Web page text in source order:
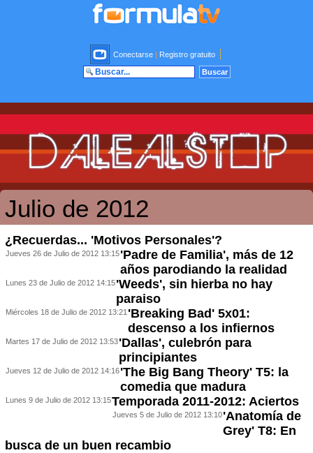
Conectarse | Registro gratuito
Julio de 2012
¿Recuerdas... 'Motivos Personales'?
Jueves 26 de Julio de 2012 13:15'Padre de Familia', más de 12
años parodiando la realidad
Lunes 23 de Julio de 2012 14:15'Weeds', sin hierba no hay
paraiso
Miércoles 18 de Julio de 2012 13:21 'Breaking Bad' 5x01:
descenso a los infiernos
Martes 17 de Julio de 2012 13:53'Dallas', culebrón para
principiantes
Jueves 12 de Julio de 2012 14:16'The Big Bang Theory' T5: la
comedia que madura
Lunes 9 de Julio de 2012 13:15Temporada 2011-2012: Aciertos
Jueves 5 de Julio de 2012 13:10'Anatomía de
Grey' T8: En
busca de un buen recambio